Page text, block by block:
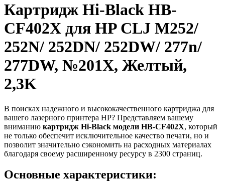
Картридж Hi-Black HB-
CF402X для HP CLJ M252/
252N/ 252DN/ 252DW/ 277n/
277DW, №201X, Желтый,
2,3K
В поисках надежного и высококачественного картриджа для
вашего лазерного принтера HP? Представляем вашему
вниманию картридж Hi-Black модели HB-CF402X, который
не только обеспечит исключительное качество печати, но и
позволит значительно сэкономить на расходных материалах
благодаря своему расширенному ресурсу в 2300 страниц.
Основные характеристики: